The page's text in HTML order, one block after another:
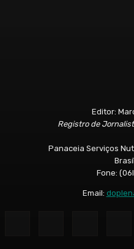
Editor:
Registro de
Panaceia Serviços
Fone:
Email: